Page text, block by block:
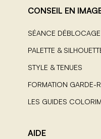
CONSEIL EN
SÉANCE DÉBLOCAGE
PALETTE &
STYLE & TENUES
FORMATION GARDE-
LES GUIDES
AIDE